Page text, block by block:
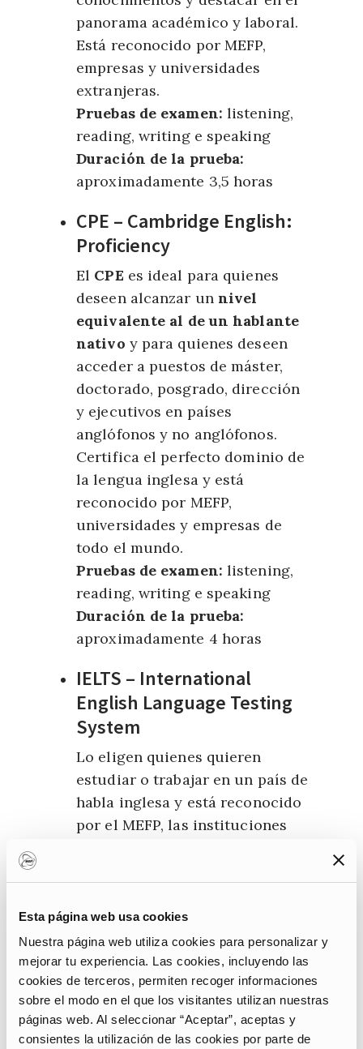
Esta página web usa cookies
Nuestra página web utiliza cookies para personalizar y
mejorar tu experiencia. Las cookies, incluyendo las
cookies de terceros, permiten recoger informaciones
sobre el modo en el que los visitantes utilizan nuestras
páginas web. Al seleccionar “Aceptar”, aceptas y
consientes la utilización de las cookies por parte de
panorama académico y laboral.
Está reconocido por MEFP,
empresas y universidades
extranjeras.
Pruebas de examen: listening,
reading, writing e speaking
Duración de la prueba:
aproximadamente 3,5 horas
CPE – Cambridge English:
Proficiency
El CPE es ideal para quienes
deseen alcanzar un nivel
equivalente al de un hablante
nativo y para quienes deseen
acceder a puestos de máster,
doctorado, posgrado, dirección
y ejecutivos en países
anglófonos y no anglófonos.
Certifica el perfecto dominio de
la lengua inglesa y está
reconocido por MEFP,
universidades y empresas de
todo el mundo.
Pruebas de examen: listening,
reading, writing e speaking
Duración de la prueba:
aproximadamente 4 horas
IELTS – International
English Language Testing
System
Lo eligen quienes quieren
estudiar o trabajar en un país de
habla inglesa y está reconocido
por el MEFP, las instituciones
gubernamentales de
inmigración en los países donde
el inglés se utiliza como primera
lengua.
Pruebas de examen:listening,
reading, writing e speaking